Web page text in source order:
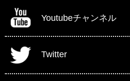
Youtubeチャンネル
Twitter